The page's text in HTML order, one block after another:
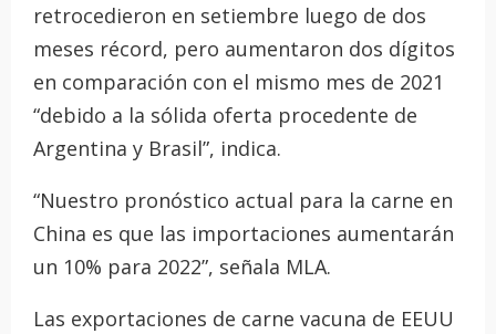
retrocedieron en setiembre luego de dos
meses récord, pero aumentaron dos dígitos
en comparación con el mismo mes de 2021
“debido a la sólida oferta procedente de
Argentina y Brasil”, indica.
“Nuestro pronóstico actual para la carne en
China es que las importaciones aumentarán
un 10% para 2022”, señala MLA.
Las exportaciones de carne vacuna de EEUU